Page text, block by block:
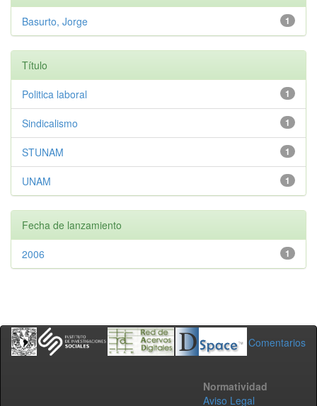
1
Basurto, Jorge
Título
1
Politica laboral
1
Sindicalismo
1
STUNAM
1
UNAM
Fecha de lanzamiento
1
2006
Comentarios
Normatividad
Aviso Legal